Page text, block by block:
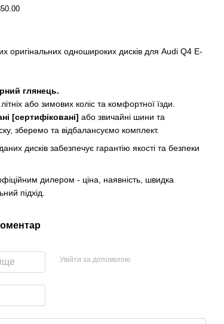
оригінальних одношироких дисків для Audi Q4 E-
глянець.
або зимових коліс та комфортної їзди.
[сертифіковані] або звичайні шини та
зберемо та відбалансуємо комплект.
дисків забезпечує гарантію якості та безпеки
дилером - ціна, наявність, швидка
підхід.
Увійти за допомогою